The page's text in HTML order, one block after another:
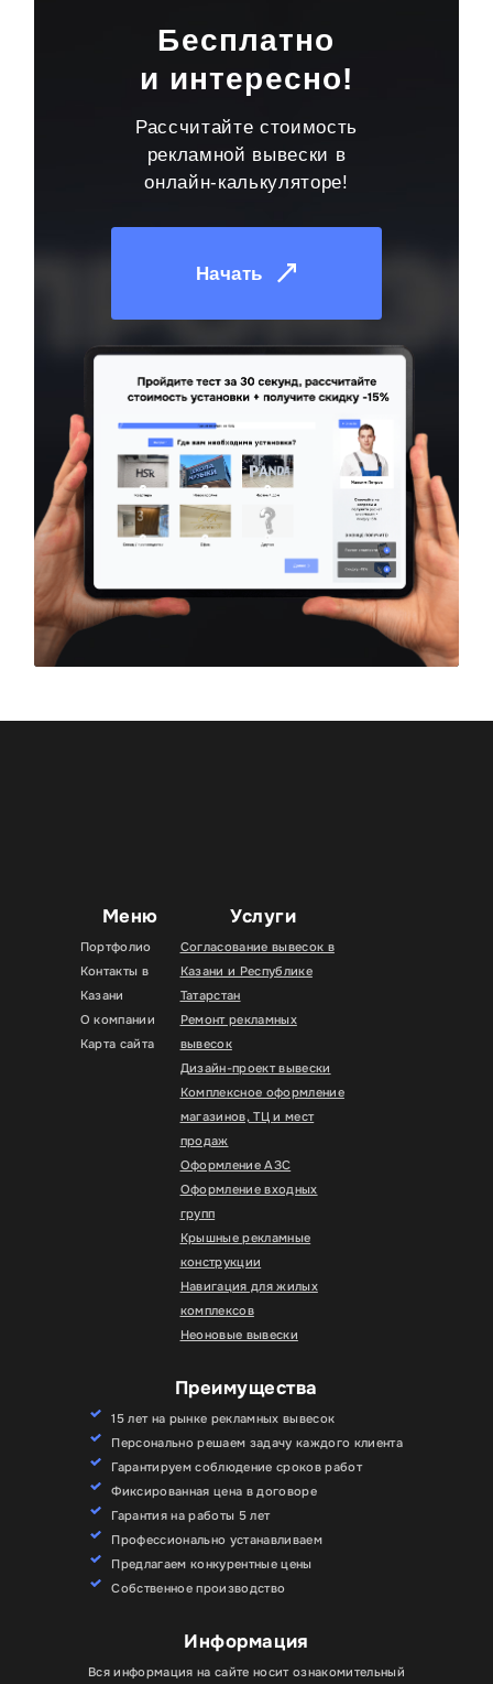
Бесплатно
и интересно!
Рассчитайте стоимость
рекламной вывески в
онлайн-калькуляторе!
Начать
Меню
Портфолио
Контакты в
Казани
О компании
Карта сайта
Услуги
Согласование вывесок в
Казани и Республике
Татарстан
Ремонт рекламных
вывесок
Дизайн-проект вывески
Комплексное оформление
магазинов, ТЦ и мест
продаж
Оформление АЗС
Оформление входных
групп
Крышные рекламные
конструкции
Навигация для жилых
комплексов
Неоновые вывески
Преимущества
15 лет на рынке рекламных вывесок
Персонально решаем задачу каждого клиента
Гарантируем соблюдение сроков работ
Фиксированная цена в договоре
Гарантия на работы 5 лет
Профессионально устанавливаем
Предлагаем конкурентные цены
Собственное производство
Информация
Вся информация на сайте носит ознакомительный